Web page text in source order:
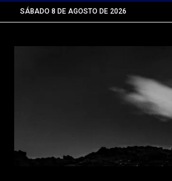
SÁBADO 8 DE AGOSTO DE 2026